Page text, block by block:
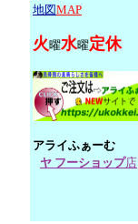
地図MAP
火曜水曜定休
アライふぁーむ
ヤ フーショップ店